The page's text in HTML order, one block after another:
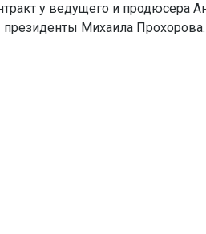
у ведущего и продюсера
Михаила Прохорова.